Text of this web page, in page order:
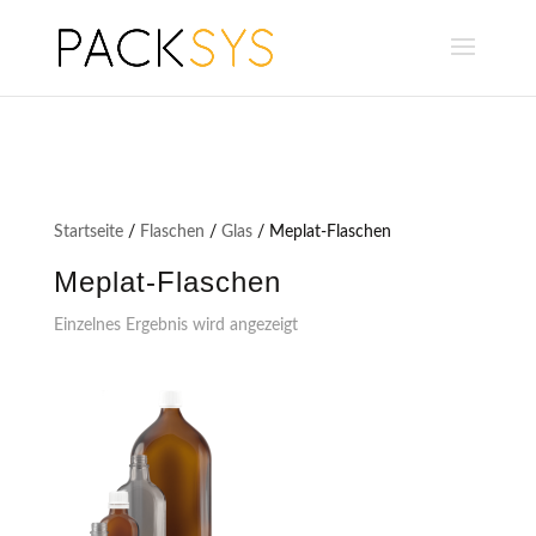
Startseite/ Flaschen / Glas/ Meplat-Flaschen
Meplat-Flaschen
Einzelnes Ergebnis wird angezeigt